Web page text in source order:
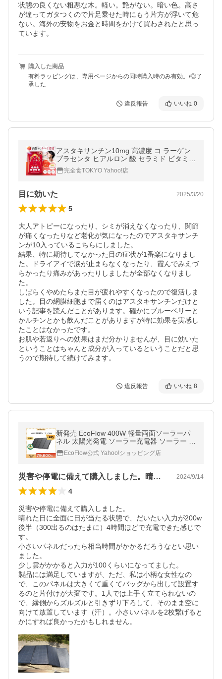
状態の良くない粗悪な木。軽い。艶がない。暗い色。高さ
が違ってガタつくので片足乗せた時にもう片方が浮いて危
ない。海外の安物をお金と時間をかけて買わされたと思っ
ています。
購入した商品
有料ラッピングは、専用ページからの同時購入時のみ有効。/◎了
承した
違反報告 いいね 0
アスタキサンチン10mg 高濃度 コ ラーゲン
プラセンタ ヒアルロン 酸 セラミド ビタミン
A ビタミン E ビタミンC サプリメント 目 新
日本ヘルス
完全食TOKYO Yahoo!店
目に効いた 2025/3/20
5
大人アトピーになったり、シミが消えなくなったり、関節
が痛くなったりなど老化が気になったのでアスタキサンチ
ンが10入っているこちらにしました。
結果、特に期待してなかった目の症状が1番楽になりまし
た。ドライアイで涙が止まらなくなったり、霞んでみえづ
らかったり痛みがあったりしましたが全部なくなりまし
た。
しばらくやめたらまた目が疲れやすくなったので復活しま
した。目の網膜細胞まで届くのはアスタキサンチンだけと
いう記事を読んだことがあります。確かにブルーベリーと
かルチンとかも飲んだことがありますが特に効果を実感し
たことはなかったです。
お肌や若返りへの効果はまだ分かりませんが、目に効いた
ということはちゃんと成分が入っているということだと思
うので期待して続けてみます。
違反報告 いいね 8
新発売 EcoFlow 400W 軽量両面ソーラーパ
ネル 太陽光発電 ソーラー充電器 ソーラー 車
中泊 キャンプ 防災グッズ 停電 折り畳み コ
ンパクト エコフロー
EcoFlow公式 Yahoo!ショッピング店
災害や停電に備えて購入しました。晴れた… 2024/9/14
4
災害や停電に備えて購入しました。
晴れた日に全面に日が当たる状態で、だいたい入力が200w
後半（300出るのはたまに）4時間ほどで充電できた感じで
す。
小さいパネルだったら相当時間がかかるだろうなとい思い
ました。
少し雲がかかると入力が100くらいになってました。
製品には満足していますが、ただ、私は小柄な女性なの
で、このパネルは大きくて重くてバッグから出して設置す
るのと片付けが大変です。1人では上手く立てられないの
で、縁側からズルズルと引きずり下ろして、そのまま空に
向けて放置しています（汗）。小さいパネルを2枚繋げると
かにすれば良かったかもしれません。